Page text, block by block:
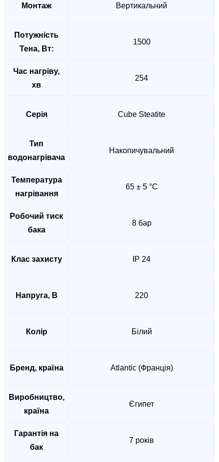
Монтаж Вертикальний
Потужність
Тена, Вт:
1500
Час нагріву,
хв
254
Серія Cube Steatite
Тип
водонагрівача
Накопичувальний
Температура
нагрівання
65 ± 5 °C
Робочий тиск
бака
8 бар
Клас захисту IP 24
Напруга, В 220
Колір Білий
Бренд, країна Atlantic (Франція)
Виробництво,
країна
Єгипет
Гарантія на
бак
7 років